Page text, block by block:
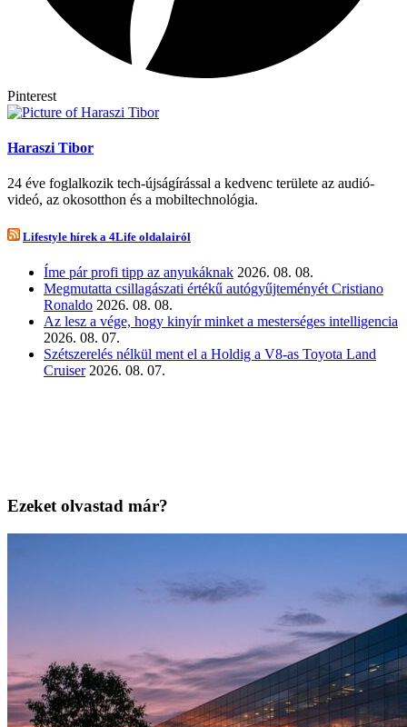
Pinterest
Haraszi Tibor
24 éve foglalkozik tech-újságírással a kedvenc területe az audió-
videó, az okosotthon és a mobiltechnológia.
Lifestyle hírek a 4Life oldalairól
Íme pár profi tipp az anyukáknak 2026. 08. 08.
Megmutatta csillagászati értékű autógyűjteményét Cristiano
Ronaldo 2026. 08. 08.
Az lesz a vége, hogy kinyír minket a mesterséges intelligencia
2026. 08. 07.
Szétszerelés nélkül ment el a Holdig a V8-as Toyota Land
Cruiser 2026. 08. 07.
Ezeket olvastad már?